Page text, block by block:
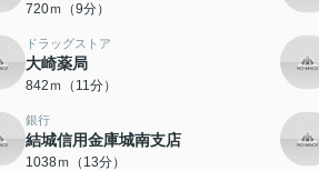
720ｍ（9分）
ドラッグストア
大崎薬局
842ｍ（11分）
銀行
結城信用金庫城南支店
1038ｍ（13分）